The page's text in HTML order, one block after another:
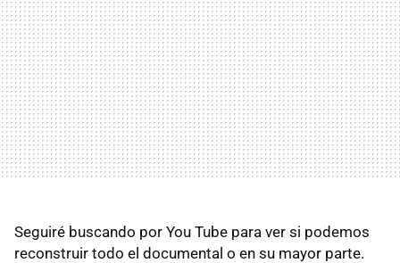
Seguiré buscando por You Tube para ver si podemos
reconstruir todo el documental o en su mayor parte.